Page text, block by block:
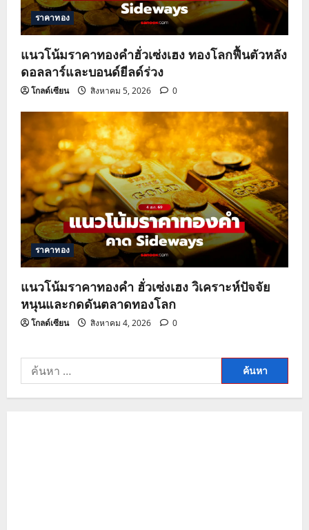
ราคาทอง
แนวโน้มราคาทองคำฮั่วเซ่งเฮง ทองโลกฟื้นตัวหลัง
ดอลลาร์และบอนด์ยีลด์ร่วง
โกลด์เซียน สิงหาคม 5, 2026 0
ราคาทอง
แนวโน้มราคาทองคำ ฮั่วเซ่งเฮง วิเคราะห์ปัจจัย
หนุนและกดดันตลาดทองโลก
โกลด์เซียน สิงหาคม 4, 2026 0
ค้นหา
สำหรับ: